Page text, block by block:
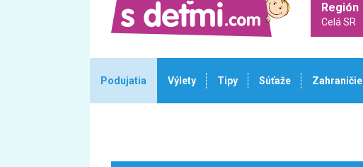
Región
Celá SR
Podujatia Výlety Tipy Súťaže Zahraničie